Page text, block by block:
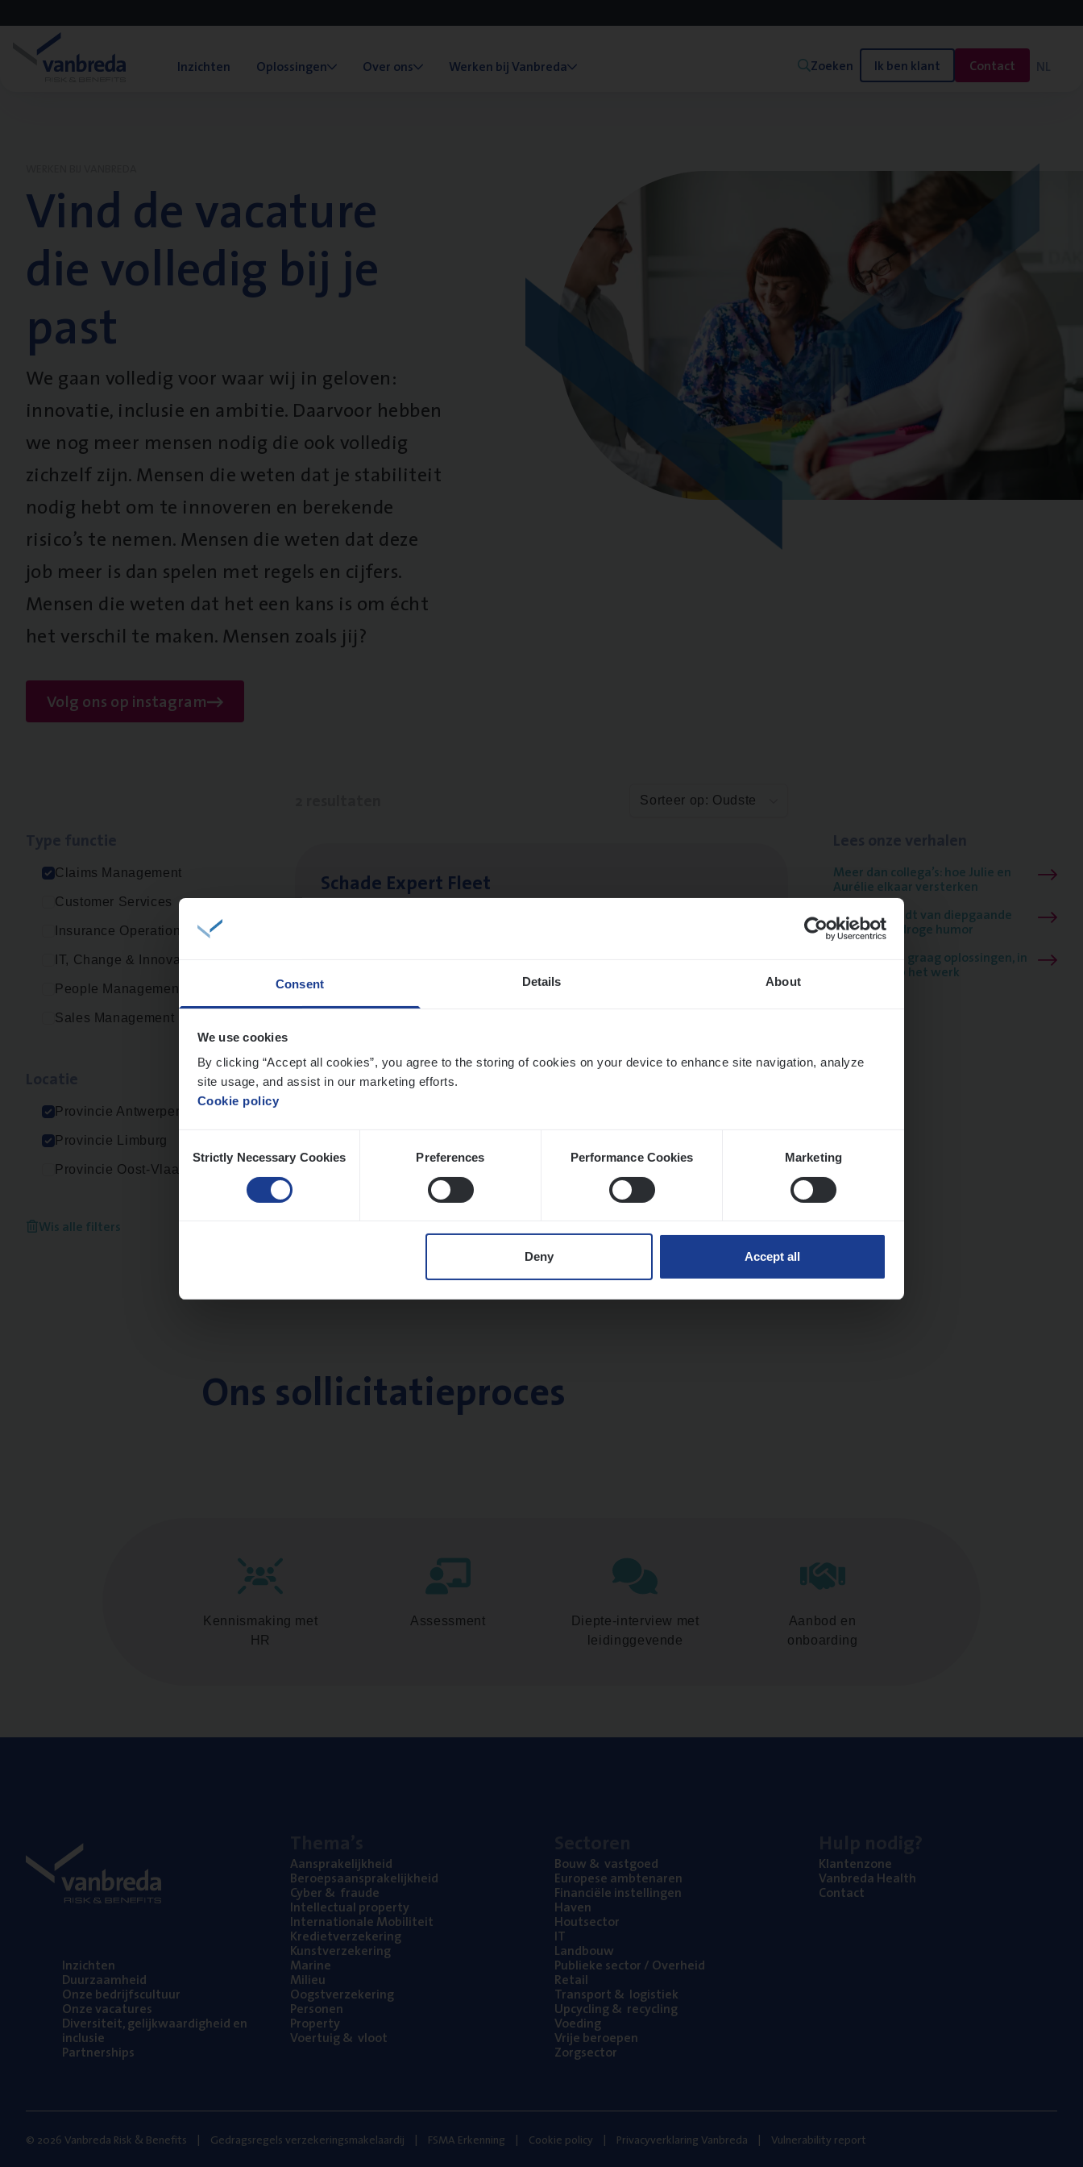
Consent Details About
We use cookies
By clicking “Accept all cookies”, you agree to the storing of cookies on your device to enhance site navigation, analyze
site usage, and assist in our marketing efforts.
Cookie policy
Selection
Strictly Necessary Cookies Preferences Performance Cookies Marketing
Deny Accept all
Inzichten Oplossingen Over ons Werken bij Vanbreda Zoeken Ik ben klant Contact NL
Vind de vacature
die volledig bij je
past
We gaan volledig voor waar wij in geloven:
innovatie, inclusie en ambitie. Daarvoor hebben
we nog meer mensen nodig die ook volledig
zichzelf zijn. Mensen die weten dat je stabiliteit
nodig hebt om te innoveren en berekende
risico’s te nemen. Mensen die weten dat deze
job meer is dan spelen met regels en cijfers.
Mensen die weten dat het een kans is om écht
het verschil te maken. Mensen zoals jij?
Volg ons op instagram
Claims Management
Customer Services
Insurance Operations
IT, Change & Innovation
People Management
Sales Management
Provincie Antwerpen
Provincie Limburg
Provincie Oost-Vlaanderen
Wis alle filters
Sorteer op: Oudste
Scha­de Expert Fleet
Claims Management
Meer dan collega’s: hoe Julie en
Aurélie elkaar versterken
Mathias houdt van diepgaande
dossiers én droge humor
Thalia zoekt graag oplossingen, in
games én op het werk
Ons sollicitatieproces
Kennismaking met
HR
Assessment
Diepte-interview met
leidinggevende
Aanbod en
onboarding
Inzich­ten
Duur­zaam­heid
Onze bedrijfs­cul­tuur
Onze vaca­tu­res
Diver­si­teit, gelijk­waar­dig­heid en
inclusie
Part­ner­ships
Aan­spra­ke­lijk­heid
Beroeps­aan­spra­ke­lijk­heid
Cyber& fraude
Intel­lec­tu­al property
Inter­na­ti­o­na­le Mobiliteit
Kre­diet­ver­ze­ke­ring
Kunst­ver­ze­ke­ring
Mari­ne
Mili­eu
Oogst­ver­ze­ke­ring
Per­so­nen
Pro­per­ty
Voer­tuig& vloot
Bouw& vastgoed
Euro­pe­se ambtenaren
Finan­ci­ë­le instellingen
Haven
Hout­sec­tor
IT
Land­bouw
Publie­ke sec­tor / Overheid
Retail
Trans­port& logistiek
Upcy­cling& recycling
Voe­ding
Vrije beroe­pen
Zorg­sec­tor
Klan­ten­zo­ne
Van­b­re­da Health
Con­tact
© 2026 Vanbreda Risk & Benefits Gedragsregels verzekeringsmakelaardij FSMA Erkenning Cookie policy Privacyverklaring Vanbreda Vulnerability report